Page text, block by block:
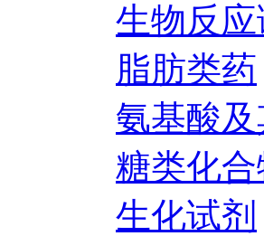
生物反应
脂肪类药
氨基酸
糖类化合
生化试剂